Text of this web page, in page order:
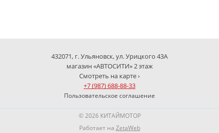
432071, г. Ульяновск, ул. Урицкого 43А
магазин «АВТОСИТИ» 2 этаж
Смотреть на карте ›
+7 (987) 688-88-33
Пользовательское соглашение
© 2026 КИТАЙМОТОР
Работает на ZetaWeb